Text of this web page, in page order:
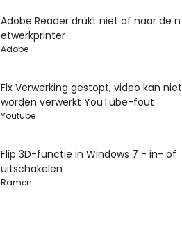
Adobe Reader drukt niet af naar de n
etwerkprinter
Adobe
Fix Verwerking gestopt, video kan niet
worden verwerkt YouTube-fout
Youtube
Flip 3D-functie in Windows 7 - in- of
uitschakelen
Ramen